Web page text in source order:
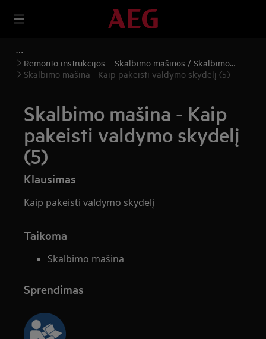
Remonto instrukcijos – Skalbimo mašinos / Skalbimo
mašinos ir džiovyklės
Skalbimo mašina - Kaip pakeisti valdymo skydelį (5)
Skalbimo mašina - Kaip
pakeisti valdymo skydelį
(5)
Klausimas
Kaip pakeisti valdymo skydelį
Taikoma
Skalbimo mašina
Sprendimas